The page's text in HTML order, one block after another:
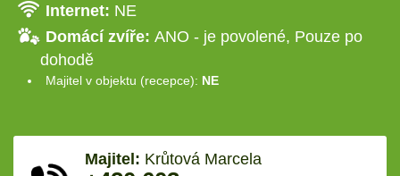
Internet: NE
Domácí zvíře: ANO - je povolené, Pouze po
dohodě
Majitel v objektu (recepce): NE
Majitel: Krůtová Marcela